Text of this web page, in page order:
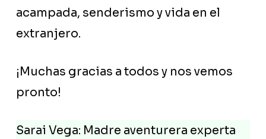
acampada, senderismo y vida en el
extranjero.
¡Muchas gracias a todos y nos vemos
pronto!
Sarai Vega: Madre aventurera experta